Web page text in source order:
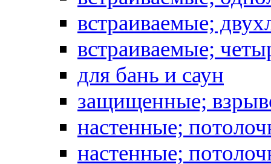
встраиваемые;
встраиваемые;
для бань и саун
защищенные;
настенные;
настенные;